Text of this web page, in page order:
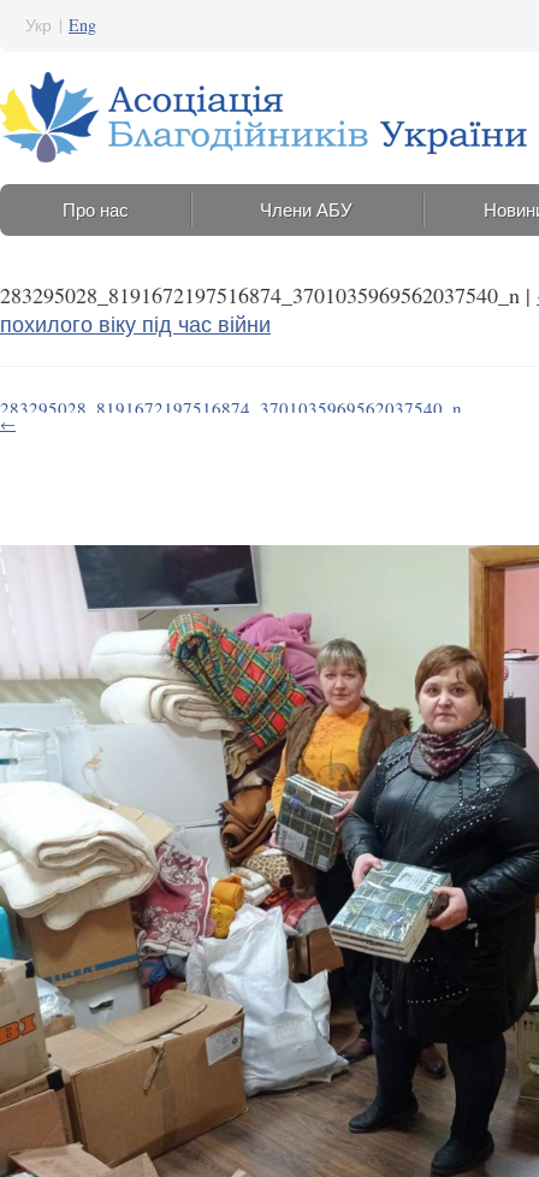
Укр | Eng
Про нас Члени АБУ
283295028_8191672197516874_3701035969562037540_n |
похилого віку під час війни
283295028_8191672197516874_3701035969562037540_n
26 Травня 2022 13:45
←